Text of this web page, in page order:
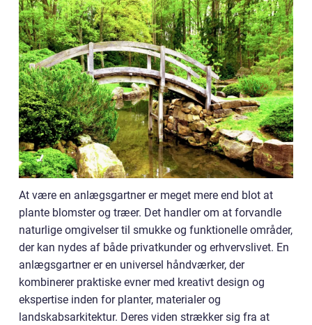
At være en anlægsgartner er meget mere end blot at
plante blomster og træer. Det handler om at forvandle
naturlige omgivelser til smukke og funktionelle områder,
der kan nydes af både privatkunder og erhvervslivet. En
anlægsgartner er en universel håndværker, der
kombinerer praktiske evner med kreativt design og
ekspertise inden for planter, materialer og
landskabsarkitektur. Deres viden strækker sig fra at